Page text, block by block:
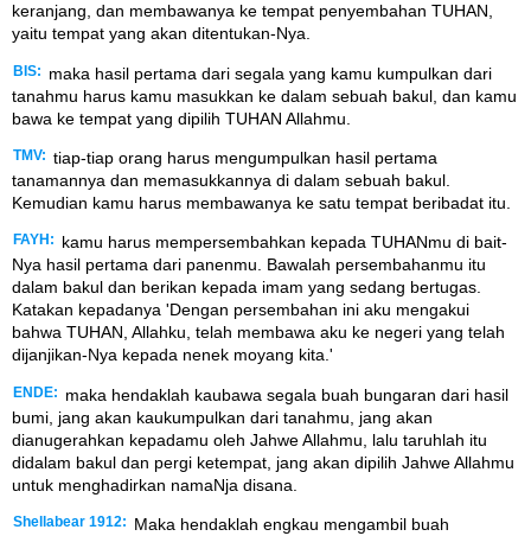
keranjang, dan membawanya ke tempat penyembahan TUHAN,
yaitu tempat yang akan ditentukan-Nya.
BIS:
maka hasil pertama dari segala yang kamu kumpulkan dari
tanahmu harus kamu masukkan ke dalam sebuah bakul, dan kamu
bawa ke tempat yang dipilih TUHAN Allahmu.
TMV: tiap-tiap orang harus mengumpulkan hasil pertama
tanamannya dan memasukkannya di dalam sebuah bakul.
Kemudian kamu harus membawanya ke satu tempat beribadat itu.
FAYH:
kamu harus mempersembahkan kepada TUHANmu di bait-
Nya hasil pertama dari panenmu. Bawalah persembahanmu itu
dalam bakul dan berikan kepada imam yang sedang bertugas.
Katakan kepadanya 'Dengan persembahan ini aku mengakui
bahwa TUHAN, Allahku, telah membawa aku ke negeri yang telah
dijanjikan-Nya kepada nenek moyang kita.'
ENDE:
maka hendaklah kaubawa segala buah bungaran dari hasil
bumi, jang akan kaukumpulkan dari tanahmu, jang akan
dianugerahkan kepadamu oleh Jahwe Allahmu, lalu taruhlah itu
didalam bakul dan pergi ketempat, jang akan dipilih Jahwe Allahmu
untuk menghadirkan namaNja disana.
Shellabear 1912:
Maka hendaklah engkau mengambil buah